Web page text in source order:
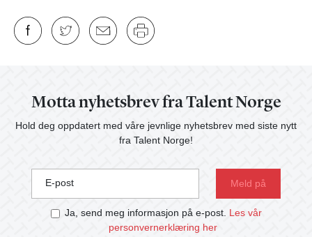
Motta nyhetsbrev fra Talent Norge
Hold deg oppdatert med våre jevnlige nyhetsbrev med siste nytt
fra Talent Norge!
E-post
Ja, send meg informasjon på e-post. Les vår
personvernerklæring her